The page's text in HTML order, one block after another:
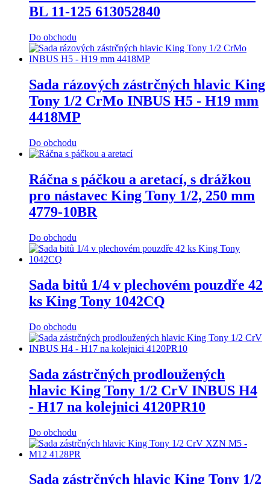
BL 11-125 613052840
Do obchodu
Sada rázových zástrčných hlavic King
Tony 1/2 CrMo INBUS H5 - H19 mm
4418MP
Do obchodu
Ráčna s páčkou a aretací, s drážkou
pro nástavec King Tony 1/2, 250 mm
4779-10BR
Do obchodu
Sada bitů 1/4 v plechovém pouzdře 42
ks King Tony 1042CQ
Do obchodu
Sada zástrčných prodloužených
hlavic King Tony 1/2 CrV INBUS H4
- H17 na kolejnici 4120PR10
Do obchodu
Sada zástrčných hlavic King Tony 1/2